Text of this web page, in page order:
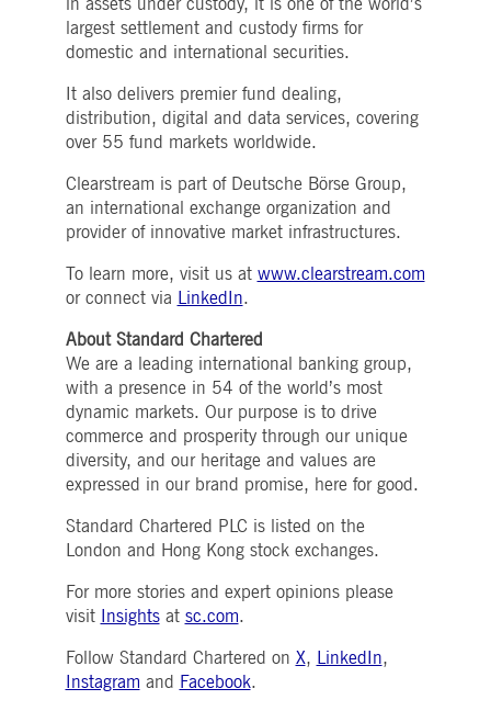
largest settlement and custody firms for
domestic and international securities.
It also delivers premier fund dealing,
distribution, digital and data services, covering
over 55 fund markets worldwide.
Clearstream is part of Deutsche Börse Group,
an international exchange organization and
provider of innovative market infrastructures.
To learn more, visit us at www.clearstream.com
or connect via LinkedIn.
About Standard Chartered
We are a leading international banking group,
with a presence in 54 of the world’s most
dynamic markets. Our purpose is to drive
commerce and prosperity through our unique
diversity, and our heritage and values are
expressed in our brand promise, here for good.
Standard Chartered PLC is listed on the
London and Hong Kong stock exchanges.
For more stories and expert opinions please
visit Insightsat sc.com.
Follow Standard Chartered on X, LinkedIn,
Instagram and Facebook.
Zahlen und Buchstaben folgt, bei der es sich
vermutlich um einen Referenzcode für die
Domain handelt, die das Cookie setzt.
boerse.com
Webanalyseplattform von Piwik verknüpft. Es
wird verwendet, um Website-Eigentümern
dabei zu helfen, das Besucherverhalten zu
verfolgen und die Leistung der Website zu
messen. Es handelt sich um ein Muster-
kurze Reihe von Zahlen und Buchstaben folgt,
von denen angenommen wird, dass sie ein
Referenzcode für die Domäne sind, in der das
Cookie gesetzt wird.
.deutsche-
boerse.com
gespeichert, um die Sitzungslänge und das
.deutsche-
boerse.com
Dynatrace verknüpft, einem
Softwareunternehmen für Application
Performance Management (APM). Ihre
Software verwaltet die Verfügbarkeit und
Leistung von Softwareanwendungen und die
Auswirkungen auf die Benutzererfahrung in
Form von Deep Transaction Tracing,
synthetischer Überwachung, Überwachung
realer Benutzer und Netzwerküberwachung.
www.deutsche-
29
58
Sekunden
Dieser Cookie-Name ist mit der Open Source-
wird verwendet, um Website-Eigentümern
dabei zu helfen, das Besucherverhalten zu
verfolgen und die Leistung der Website zu
Cookie, bei dem auf das Präfix _pk_ses eine
kurze Reihe von Zahlen und Buchstaben folgt,
Cookie setzt.
.youtube.com
Analysen des Websitebetreibers
verwendet, um
Benutzerinteraktionen zu
um die Nutzererfahrung zu
anzubieten.
YouTube, LLC
.youtube.com
1
Monat
Dieser Cookie wird für YouTube-
verwendet und ist damit
Webseiten zu aktivieren.